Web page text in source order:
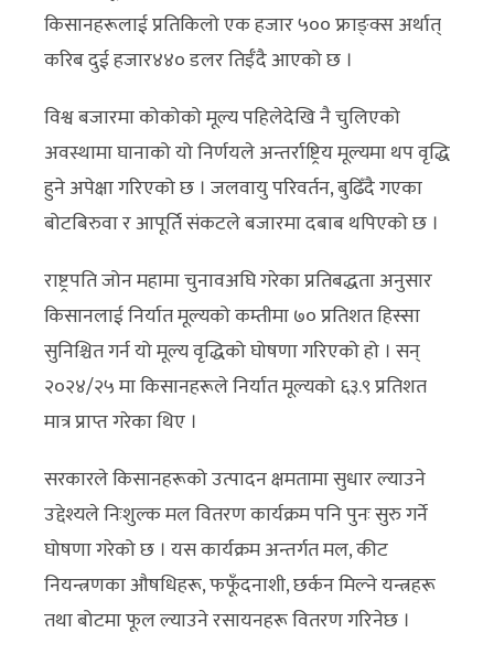
किसानहरूलाई प्रतिकिलो एक हजार ५०० फ्राङ्क्स अर्थात्
करिब दुई हजार४४० डलर तिईँदै आएको छ ।
विश्व बजारमा कोकोको मूल्य पहिलेदेखि नै चुलिएको
अवस्थामा घानाको यो निर्णयले अन्तर्राष्ट्रिय मूल्यमा थप वृद्धि
हुने अपेक्षा गरिएको छ । जलवायु परिवर्तन, बुढिँदै गएका
बोटबिरुवा र आपूर्ति संकटले बजारमा दबाब थपिएको छ ।
राष्ट्रपति जोन महामा चुनावअघि गरेका प्रतिबद्धता अनुसार
किसानलाई निर्यात मूल्यको कम्तीमा ७० प्रतिशत हिस्सा
सुनिश्चित गर्न यो मूल्य वृद्धिको घोषणा गरिएको हो । सन्
२०२४/२५ मा किसानहरूले निर्यात मूल्यको ६३.९ प्रतिशत
मात्र प्राप्त गरेका थिए ।
सरकारले किसानहरूको उत्पादन क्षमतामा सुधार ल्याउने
उद्देश्यले निःशुल्क मल वितरण कार्यक्रम पनि पुनः सुरु गर्ने
घोषणा गरेको छ । यस कार्यक्रम अन्तर्गत मल, कीट
नियन्त्रणका औषधिहरू, फफूँदनाशी, छर्कन मिल्ने यन्त्रहरू
तथा बोटमा फूल ल्याउने रसायनहरू वितरण गरिनेछ ।